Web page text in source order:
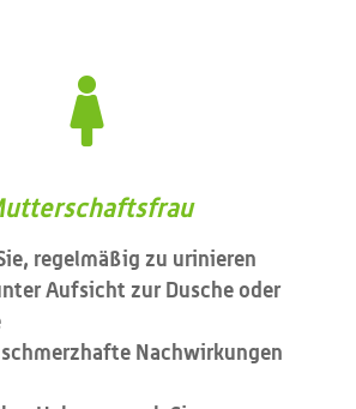

regelmäßig zu urinieren
Aufsicht zur Dusche oder
Nachwirkungen